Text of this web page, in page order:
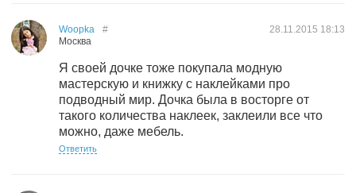
Woopka
Москва
28.11.2015 18:13
#
Я своей дочке тоже покупала модную
мастерскую и книжку с наклейками про
подводный мир. Дочка была в восторге от
такого количества наклеек, заклеили все что
можно, даже мебель.
Ответить